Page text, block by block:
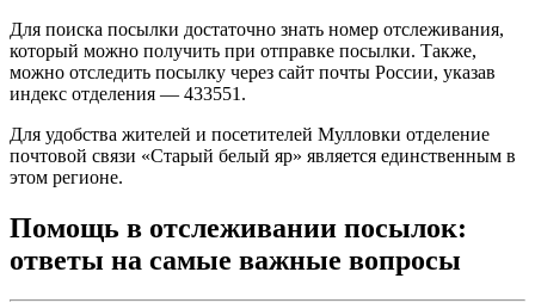
Для поиска посылки достаточно знать номер отслеживания,
который можно получить при отправке посылки. Также,
можно отследить посылку через сайт почты России, указав
индекс отделения — 433551.
Для удобства жителей и посетителей Мулловки отделение
почтовой связи «Старый белый яр» является единственным в
этом регионе.
Помощь в отслеживании посылок:
ответы на самые важные вопросы